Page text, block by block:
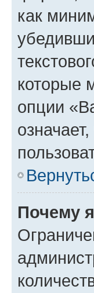
как
которые
опции
Почему